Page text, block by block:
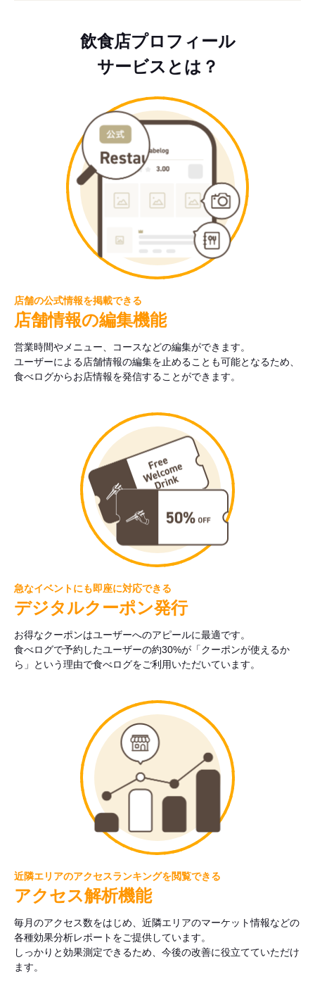
飲食店プロフィール
サービスとは？
店舗の公式情報を掲載できる
店舗情報の編集機能
営業時間やメニュー、コースなどの編集ができます。
ユーザーによる店舗情報の編集を止めることも可能となるため、
食べログからお店情報を発信することができます。
急なイベントにも即座に対応できる
デジタルクーポン発行
お得なクーポンはユーザーへのアピールに最適です。
食べログで予約したユーザーの約30%が「クーポンが使えるか
ら」という理由で食べログをご利用いただいています。
近隣エリアのアクセスランキングを閲覧できる
アクセス解析機能
毎月のアクセス数をはじめ、近隣エリアのマーケット情報などの
各種効果分析レポートをご提供しています。
しっかりと効果測定できるため、今後の改善に役立てていただけ
ます。